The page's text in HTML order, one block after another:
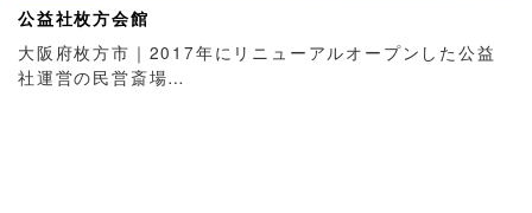
公益社枚方会館
大阪府枚方市｜2017年にリニューアルオープンした公益
社運営の民営斎場…